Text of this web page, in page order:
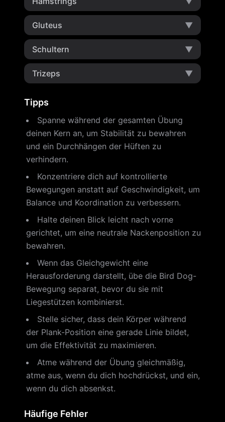
Gluteus ▼
Schultern ▼
Trizeps ▼
Tipps
Spanne während der gesamten Übung
deinen Kern an, um Stabilität zu bewahren
und ein Durchhängen der Hüften zu
verhindern.
Konzentriere dich auf kontrollierte
Bewegungen anstatt auf Geschwindigkeit, um
Balance und Koordination zu verbessern.
Halte deinen Blick leicht nach vorne
gerichtet, um eine neutrale Nackenposition zu
bewahren.
Wenn das Gleichgewicht eine
Herausforderung darstellt, übe die Bird Dog-
Bewegung separat, bevor du sie mit
Liegestützen kombinierst.
Stelle sicher, dass dein Körper während
der Plank-Position eine gerade Linie bildet,
um die Effektivität zu maximieren.
Atme während der Übung gleichmäßig,
atme aus, wenn du dich hochdrückst, und ein,
wenn du dich absenkst.
Häufige Fehler